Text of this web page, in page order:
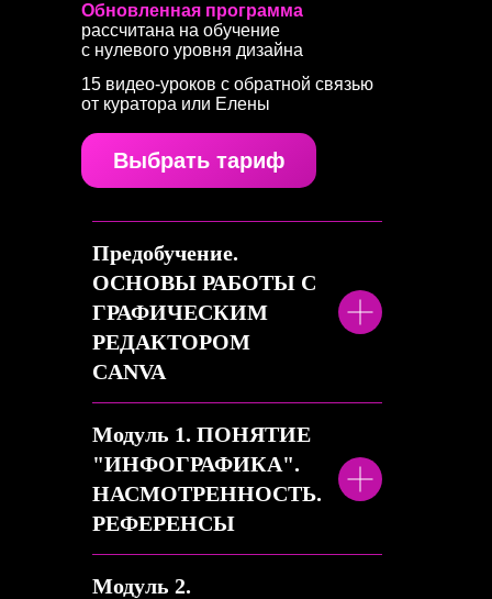
Предобучение.
ОСНОВЫ РАБОТЫ С
ГРАФИЧЕСКИМ
РЕДАКТОРОМ
CANVA
Модуль 1. ПОНЯТИЕ
"ИНФОГРАФИКА".
НАСМОТРЕННОСТЬ.
РЕФЕРЕНСЫ
Модуль 2.
Обновленная программа
рассчитана на обучение
с нулевого уровня дизайна
15 видео-уроков с обратной связью
от куратора или Елены
Выбрать тариф